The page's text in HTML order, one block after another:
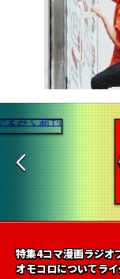
特集4コマ漫画ラジオ
オモコロについてラ